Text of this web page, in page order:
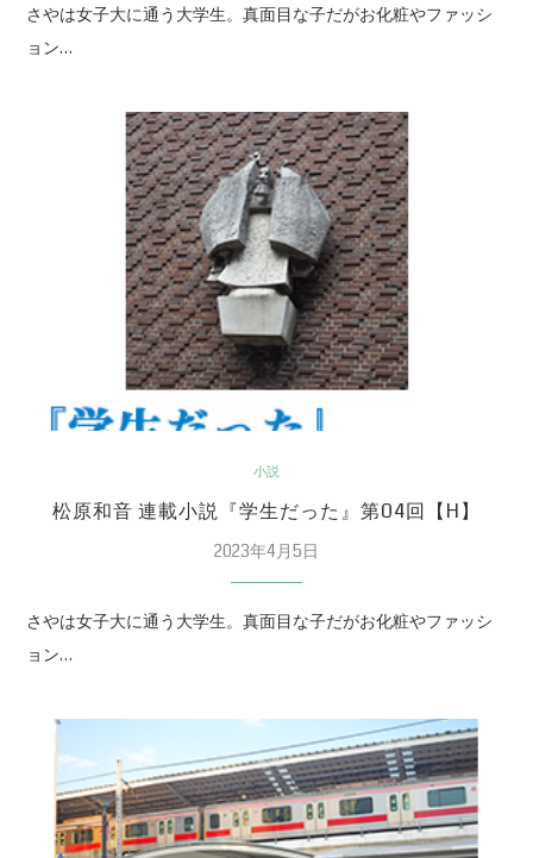
さやは女子大に通う大学生。真面目な子だがお化粧やファッシ
ョン…
小説
松原和音 連載小説『学生だった』第04回【H】
2023年4月5日
さやは女子大に通う大学生。真面目な子だがお化粧やファッシ
ョン…